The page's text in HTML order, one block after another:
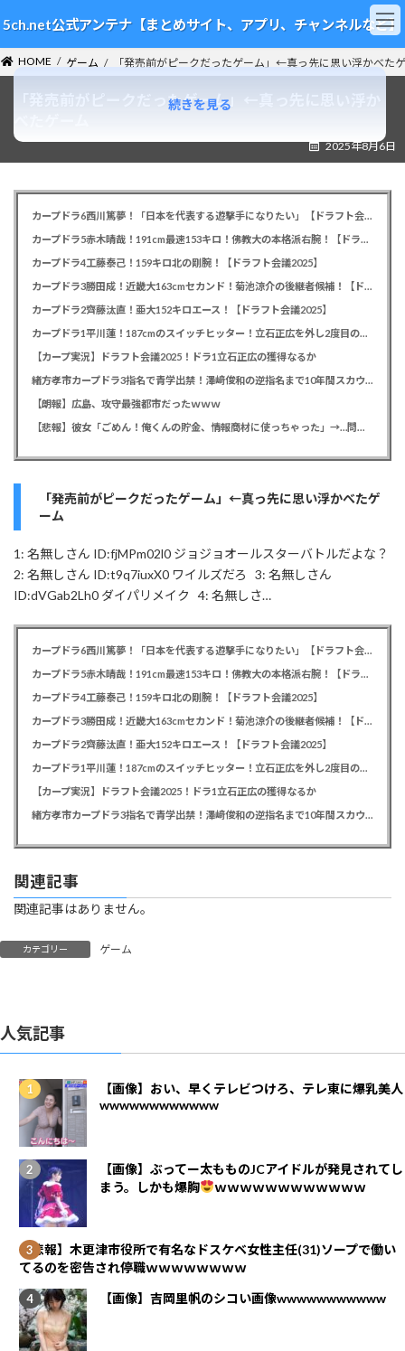
ン
テ
ン
ツ
ビ
ゲ
ー
シ
5ch.net公式アンテナ【まとめサイト、アプリ、チャンネルなど】
HOME ゲーム 「発売前がピークだったゲーム」←真っ先に思い浮かべた
「発売前がピークだったゲーム」←真っ先に思い浮か
2025年8月6日
カープドラ6西川篤夢！「日本を代表する遊撃手になりたい」【ドラフト会議2025】
カープドラ5赤木晴哉！191cm最速153キロ！佛教大の本格派右腕！【ドラフト会議2025】
カープドラ4工藤泰己！159キロ北の剛腕！【ドラフト会議2025】
カープドラ3勝田成！近畿大163cmセカンド！菊池涼介の後継者候補！【ドラフト会議2025】
カープドラ2齊藤汰直！亜大152キロエース！【ドラフト会議2025】
カープドラ1平川蓮！187cmのスイッチヒッター！立石正広を外し2度目の重複も新井監督がクジを引き当てる！【ドラフト会議2025】
【カープ実況】ドラフト会議2025！ドラ1立石正広の獲得なるか
緒方孝市カープドラ3指名で青学出禁！澤﨑俊和の逆指名まで10年間スカウト出禁
【朗報】広島、攻守最強都市だったｗｗｗ
【悲報】彼女「ごめん！俺くんの貯金、情報商材に使っちゃった」→…問い詰めたらギャン泣きされたんだが俺が悪いのか？
「発売前がピークだったゲーム」←真っ先に思い浮かべたゲ
ーム
1: 名無しさん ID:fjMPm02l0 ジョジョオールスターバトルだよな？
2: 名無しさん ID:t9q7iuxX0 ワイルズだろ 3: 名無しさん
ID:dVGab2Lh0 ダイパリメイク 4: 名無しさ…
続きを見る
カープドラ6西川篤夢！「日本を代表する遊撃手になりたい」【ドラフト会議2025】
カープドラ5赤木晴哉！191cm最速153キロ！佛教大の本格派右腕！【ドラフト会議2025】
カープドラ4工藤泰己！159キロ北の剛腕！【ドラフト会議2025】
カープドラ3勝田成！近畿大163cmセカンド！菊池涼介の後継者候補！【ドラフト会議2025】
カープドラ2齊藤汰直！亜大152キロエース！【ドラフト会議2025】
カープドラ1平川蓮！187cmのスイッチヒッター！立石正広を外し2度目の重複も新井監督がクジを引き当てる！【ドラフト会議2025】
【カープ実況】ドラフト会議2025！ドラ1立石正広の獲得なるか
緒方孝市カープドラ3指名で青学出禁！澤﨑俊和の逆指名まで10年間スカウト出禁
関連記事
関連記事はありません。
カテゴリー ゲーム
人気記事
【画像】おい、早くテレビつけろ、テレ東に爆乳美人
wwwwwwwwwwww
【画像】ぶってー太もものJCアイドルが発見されてし
まう。しかも爆胸
ｗｗｗｗｗｗｗｗｗｗｗｗ
【悲報】木更津市役所で有名なドスケベ女性主任(31)ソープで働い
てるのを密告され停職ｗｗｗｗｗｗｗｗ
【画像】吉岡里帆のシコい画像wwwwwwwwwww